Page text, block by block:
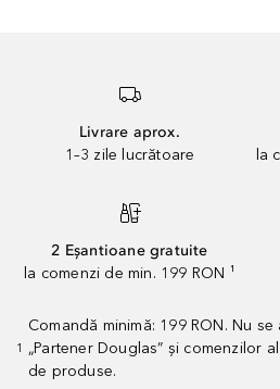
Livrare aprox.
1–3 zile lucrătoare
la
2 Eșantioane gratuite
la comenzi de min. 199 RON ¹
1
Comandă minimă: 199 RON. Nu
„Partener Douglas” și comenzilor
de produse.